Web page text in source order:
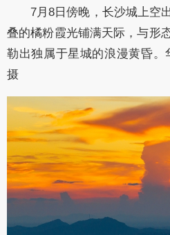
7月8日傍晚，长沙城上空
叠的橘粉霞光铺满天际，与形
勒出独属于星城的浪漫黄昏
摄